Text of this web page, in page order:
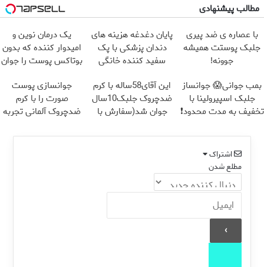
مطالب پیشنهادی
با عصاره ی ضد پیری
جلبک پوستت همیشه
جوونه!
پایان دغدغه هزینه های
دندان پزشکی با پک
سفید کننده خانگی
یک درمان نوین و
امیدوار کننده که بدون
بوتاکس پوست را جوان
بمب جوانی😱 جوانساز
جلبک اسپیرولینا با
تخفیف به مدت محدود❗
این آقای58ساله با کرم
ضدچروک جلبک10سال
جوان شد(سفارش با
جوانسازی پوست
صورت را با کرم
ضدچروک آلمانی تجربه
اشتراک
مطلع شدن